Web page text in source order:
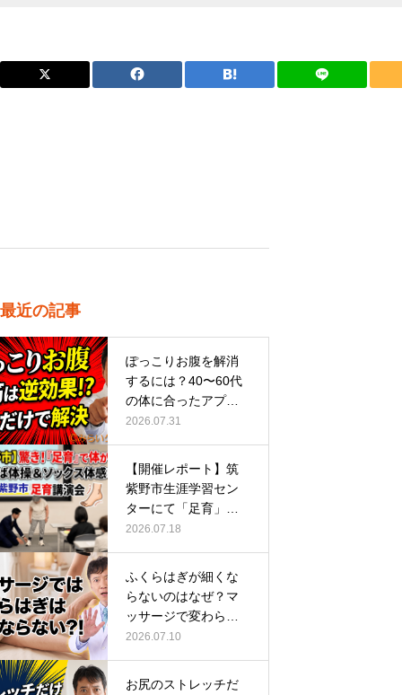
最近の記事
ぽっこりお腹を解消
するには？40〜60代
の体に合ったアプロ
ーチ
2026.07.31
【開催レポート】筑
紫野市生涯学習セン
ターにて「足育」講
演会に登壇し…
2026.07.18
ふくらはぎが細くな
らないのはなぜ？マ
ッサージで変わらな
い根本原因
2026.07.10
お尻のストレッチだ